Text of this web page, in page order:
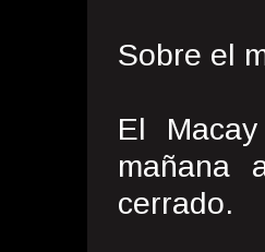
Sobre el
El
mañana
cerrado.